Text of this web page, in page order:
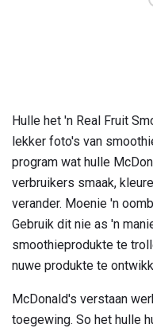
Hulle het 'n Real Fruit
lekker foto's van
program wat hulle
verbruikers smaak,
verander. Moenie 'n
Gebruik dit nie as 'n
smoothieprodukte te
nuwe produkte te
McDonald's verstaan
toegewing. So het hulle